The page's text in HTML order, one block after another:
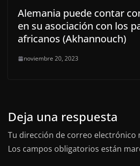
Alemania puede contar
en su asociación con los
africanos (Akhannouch)
noviembre 20, 2023
Deja una respuesta
Tu dirección de correo electrónico
Los campos obligatorios están